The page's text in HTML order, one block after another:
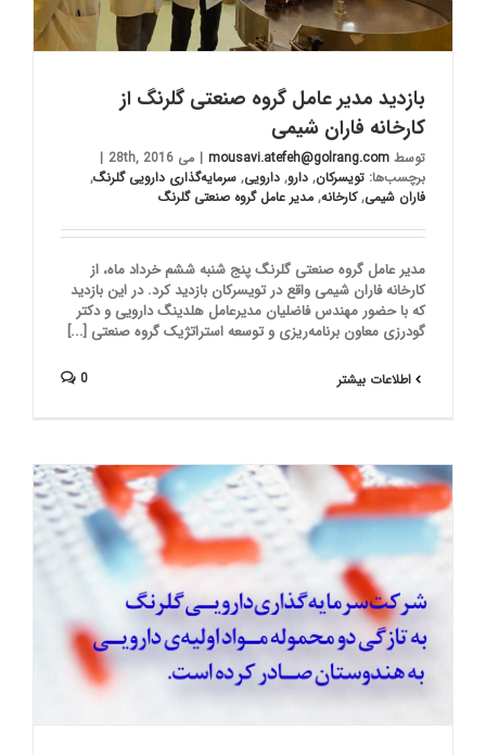
بازدید مدیر عامل گروه صنعتی گلرنگ از
کارخانه فاران شیمی
توسط mousavi.atefeh@golrang.com
| می 28th, 2016
|
برچسب‌ها: تویسرکان, دارو, دارویی, سرمایه‌گذاری دارویی گلرنگ,
فاران شیمی,کارخانه, مدیر عامل گروه صنعتی گلرنگ
مدیر عامل گروه صنعتی گلرنگ پنج شنبه ششم خرداد ماه، از
کارخانه فاران شیمی واقع در تویسرکان بازدید کرد. در این بازدید
که با حضور مهندس فاضلیان مدیرعامل هلدینگ دارویی و دکتر
گودرزی معاون برنامه‌ریزی و توسعه استراتژیک گروه صنعتی [...]
اطلاعات بیشتر 0